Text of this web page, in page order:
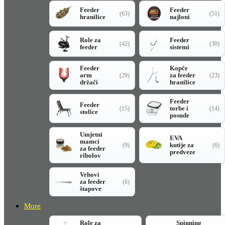
Feeder
hranilice
(63)
Feeder
najloni
(51)
Role za
feeder
(42)
Feeder
sistemi
(30)
Feeder
arm
držači
(29)
Kopče
za feeder
hranilice
(23)
Feeder
stolice
(15)
Feeder
torbe i
posude
(14)
Umjetni
mamci
za feeder
ribolov
(9)
EVA
kutije za
predveze
(6)
Vrhovi
za feeder
štapove
(6)
More
Role za
Spinning